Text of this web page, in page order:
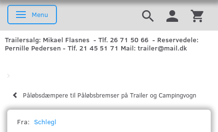
Skifte navigation
Menu
Trailersalg: Mikael Flasnes - Tlf. 26 71 50 66 - Reservedele:
Pernille Pedersen - Tlf. 21 45 51 71 Mail: trailer@mail.dk
Påløbsdæmpere til Påløbsbremser på Trailer og Campingvogn
Fra: Schlegl